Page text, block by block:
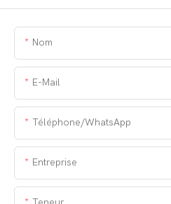
Nom
E-Mail
Téléphone/WhatsApp
Entreprise